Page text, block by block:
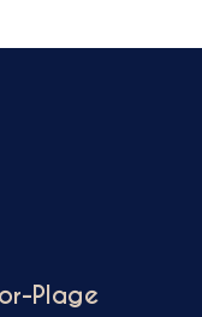
Plage